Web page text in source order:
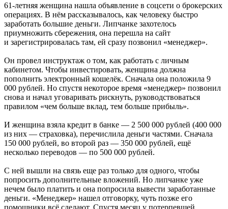
61-летняя женщина нашла объявление в соцсети о брокерских
операциях. В нём рассказывалось, как человеку быстро
заработать большие деньги. Липчанке захотелось
приумножить сбережения, она перешла на сайт
и зарегистрировалась там, ей сразу позвонил «менеджер».
Он провел инструктаж о том, как работать с личным
кабинетом. Чтобы инвестировать, женщина должна
пополнить электронный кошелёк. Сначала она положила 9
000 рублей. Но спустя некоторое время «менеджер» позвонил
снова и начал уговаривать рискнуть, руководствоваться
правилом «чем больше вклад, тем больше прибыль».
И женщина взяла кредит в банке — 2 500 000 рублей (400 000
из них — страховка), перечислила деньги частями. Сначала
150 000 рублей, во второй раз — 350 000 рублей, ещё
несколько переводов — по 500 000 рублей.
С ней вышли на связь еще раз только для одного, чтобы
попросить дополнительные вложений. Но липчанке уже
нечем было платить и она попросила вывести заработанные
деньги. «Менеджер» нашел отговорку, чуть позже его
помощники всё сделают. Спустя месяц у потерпевшей